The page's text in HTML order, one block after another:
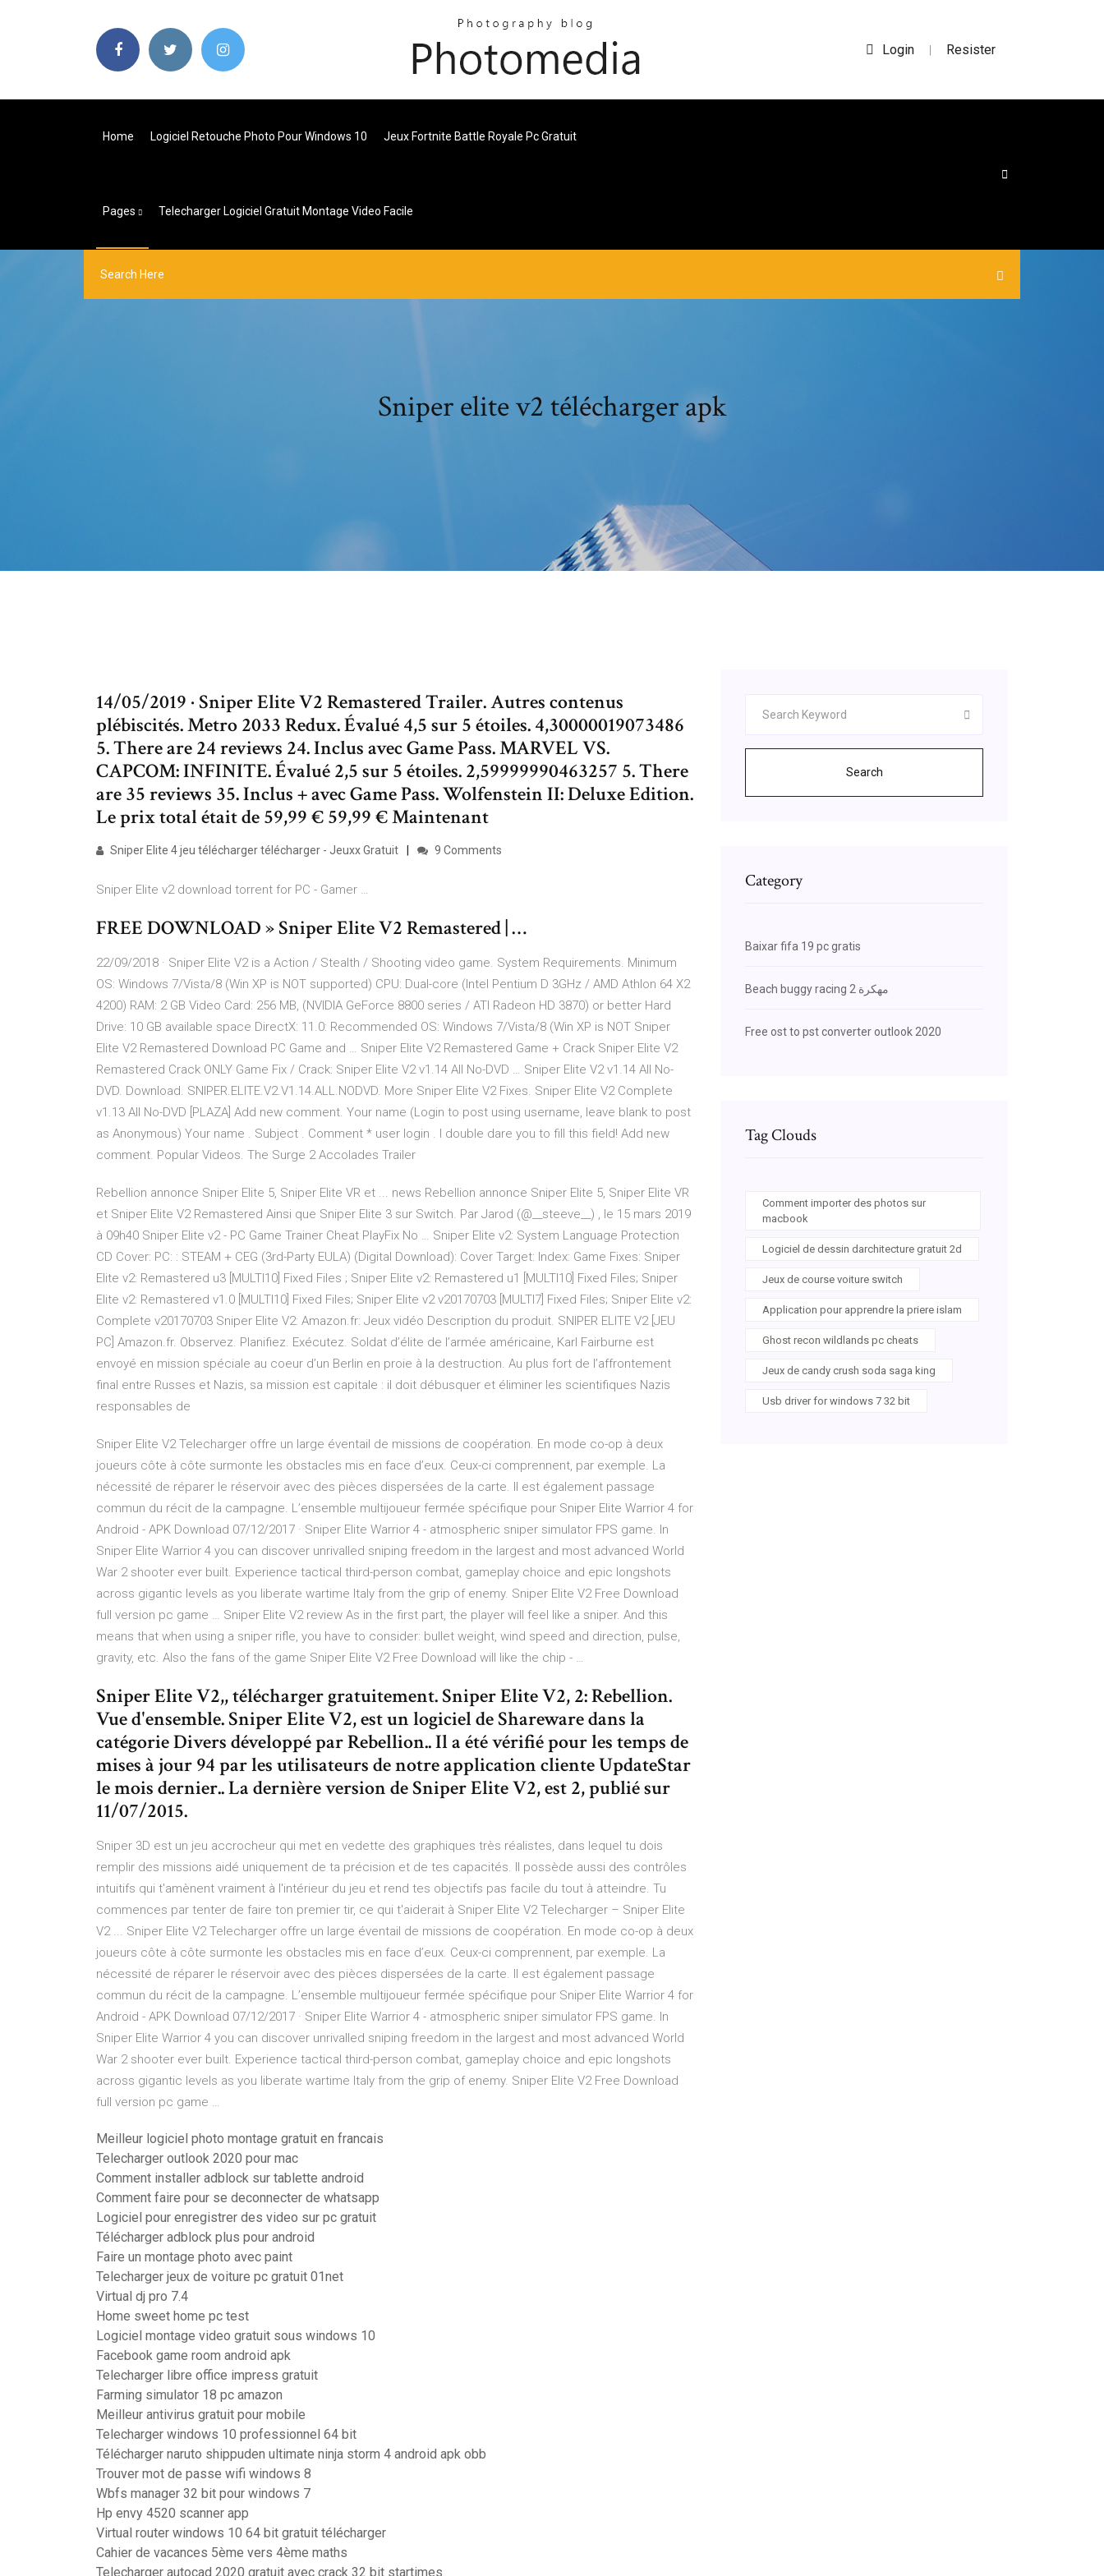
Login | Resister
Home Logiciel Retouche Photo Pour Windows 10 Jeux Fortnite Battle Royale Pc Gratuit
Pages Telecharger Logiciel Gratuit Montage Video Facile
Sniper elite v2 télécharger apk
14/05/2019 · Sniper Elite V2 Remastered Trailer. Autres contenus
plébiscités. Metro 2033 Redux. Évalué 4,5 sur 5 étoiles. 4,30000019073486
5. There are 24 reviews 24. Inclus avec Game Pass. MARVEL VS.
CAPCOM: INFINITE. Évalué 2,5 sur 5 étoiles. 2,59999990463257 5. There
are 35 reviews 35. Inclus + avec Game Pass. Wolfenstein II: Deluxe Edition.
Le prix total était de 59,99 € 59,99 € Maintenant
Sniper Elite 4 jeu télécharger télécharger - Jeuxx Gratuit 9 Comments
Sniper Elite v2 download torrent for PC - Gamer …
FREE DOWNLOAD » Sniper Elite V2 Remastered | …
22/09/2018 · Sniper Elite V2 is a Action / Stealth / Shooting video game. System Requirements. Minimum
OS: Windows 7/Vista/8 (Win XP is NOT supported) CPU: Dual-core (Intel Pentium D 3GHz / AMD Athlon 64 X2
4200) RAM: 2 GB Video Card: 256 MB, (NVIDIA GeForce 8800 series / ATI Radeon HD 3870) or better Hard
Drive: 10 GB available space DirectX: 11.0: Recommended OS: Windows 7/Vista/8 (Win XP is NOT Sniper
Elite V2 Remastered Download PC Game and … Sniper Elite V2 Remastered Game + Crack Sniper Elite V2
Remastered Crack ONLY Game Fix / Crack: Sniper Elite V2 v1.14 All No-DVD … Sniper Elite V2 v1.14 All No-
DVD. Download. SNIPER.ELITE.V2.V1.14.ALL.NODVD. More Sniper Elite V2 Fixes. Sniper Elite V2 Complete
v1.13 All No-DVD [PLAZA] Add new comment. Your name (Login to post using username, leave blank to post
as Anonymous) Your name . Subject . Comment * user login . I double dare you to fill this field! Add new
comment. Popular Videos. The Surge 2 Accolades Trailer
Rebellion annonce Sniper Elite 5, Sniper Elite VR et ... news Rebellion annonce Sniper Elite 5, Sniper Elite VR
et Sniper Elite V2 Remastered Ainsi que Sniper Elite 3 sur Switch. Par Jarod (@__steeve__) , le 15 mars 2019
à 09h40 Sniper Elite v2 - PC Game Trainer Cheat PlayFix No … Sniper Elite v2: System Language Protection
CD Cover: PC: : STEAM + CEG (3rd-Party EULA) (Digital Download): Cover Target: Index: Game Fixes: Sniper
Elite v2: Remastered u3 [MULTI10] Fixed Files ; Sniper Elite v2: Remastered u1 [MULTI10] Fixed Files; Sniper
Elite v2: Remastered v1.0 [MULTI10] Fixed Files; Sniper Elite v2 v20170703 [MULTI7] Fixed Files; Sniper Elite v2:
Complete v20170703 Sniper Elite V2: Amazon.fr: Jeux vidéo Description du produit. SNIPER ELITE V2 [JEU
PC] Amazon.fr. Observez. Planifiez. Exécutez. Soldat d’élite de l’armée américaine, Karl Fairburne est
envoyé en mission spéciale au coeur d’un Berlin en proie à la destruction. Au plus fort de l’affrontement
final entre Russes et Nazis, sa mission est capitale : il doit débusquer et éliminer les scientifiques Nazis
responsables de
Sniper Elite V2 Telecharger offre un large éventail de missions de coopération. En mode co-op à deux
joueurs côte à côte surmonte les obstacles mis en face d’eux. Ceux-ci comprennent, par exemple. La
nécessité de réparer le réservoir avec des pièces dispersées de la carte. Il est également passage
commun du récit de la campagne. L’ensemble multijoueur fermée spécifique pour Sniper Elite Warrior 4 for
Android - APK Download 07/12/2017 · Sniper Elite Warrior 4 - atmospheric sniper simulator FPS game. In
Sniper Elite Warrior 4 you can discover unrivalled sniping freedom in the largest and most advanced World
War 2 shooter ever built. Experience tactical third-person combat, gameplay choice and epic longshots
across gigantic levels as you liberate wartime Italy from the grip of enemy. Sniper Elite V2 Free Download
full version pc game … Sniper Elite V2 review As in the first part, the player will feel like a sniper. And this
means that when using a sniper rifle, you have to consider: bullet weight, wind speed and direction, pulse,
gravity, etc. Also the fans of the game Sniper Elite V2 Free Download will like the chip - …
Sniper Elite V2,, télécharger gratuitement. Sniper Elite V2, 2: Rebellion.
Vue d'ensemble. Sniper Elite V2, est un logiciel de Shareware dans la
catégorie Divers développé par Rebellion.. Il a été vérifié pour les temps de
mises à jour 94 par les utilisateurs de notre application cliente UpdateStar
le mois dernier.. La dernière version de Sniper Elite V2, est 2, publié sur
11/07/2015.
Sniper 3D est un jeu accrocheur qui met en vedette des graphiques très réalistes, dans lequel tu dois
remplir des missions aidé uniquement de ta précision et de tes capacités. Il possède aussi des contrôles
intuitifs qui t'amènent vraiment à l'intérieur du jeu et rend tes objectifs pas facile du tout à atteindre. Tu
commences par tenter de faire ton premier tir, ce qui t'aiderait à Sniper Elite V2 Telecharger – Sniper Elite
V2 ... Sniper Elite V2 Telecharger offre un large éventail de missions de coopération. En mode co-op à deux
joueurs côte à côte surmonte les obstacles mis en face d’eux. Ceux-ci comprennent, par exemple. La
nécessité de réparer le réservoir avec des pièces dispersées de la carte. Il est également passage
commun du récit de la campagne. L’ensemble multijoueur fermée spécifique pour Sniper Elite Warrior 4 for
Android - APK Download 07/12/2017 · Sniper Elite Warrior 4 - atmospheric sniper simulator FPS game. In
Sniper Elite Warrior 4 you can discover unrivalled sniping freedom in the largest and most advanced World
War 2 shooter ever built. Experience tactical third-person combat, gameplay choice and epic longshots
across gigantic levels as you liberate wartime Italy from the grip of enemy. Sniper Elite V2 Free Download
full version pc game …
Meilleur logiciel photo montage gratuit en francais
Telecharger outlook 2020 pour mac
Comment installer adblock sur tablette android
Comment faire pour se deconnecter de whatsapp
Logiciel pour enregistrer des video sur pc gratuit
Télécharger adblock plus pour android
Faire un montage photo avec paint
Telecharger jeux de voiture pc gratuit 01net
Virtual dj pro 7.4
Home sweet home pc test
Logiciel montage video gratuit sous windows 10
Facebook game room android apk
Telecharger libre office impress gratuit
Farming simulator 18 pc amazon
Meilleur antivirus gratuit pour mobile
Telecharger windows 10 professionnel 64 bit
Télécharger naruto shippuden ultimate ninja storm 4 android apk obb
Trouver mot de passe wifi windows 8
Wbfs manager 32 bit pour windows 7
Hp envy 4520 scanner app
Virtual router windows 10 64 bit gratuit télécharger
Cahier de vacances 5ème vers 4ème maths
Telecharger autocad 2020 gratuit avec crack 32 bit startimes
Search
Category
Baixar fifa 19 pc gratis
Beach buggy racing 2 مهكرة
Free ost to pst converter outlook 2020
Tag Clouds
Comment importer des photos sur
macbook
Logiciel de dessin darchitecture gratuit 2d
Jeux de course voiture switch
Application pour apprendre la priere islam
Ghost recon wildlands pc cheats
Jeux de candy crush soda saga king
Usb driver for windows 7 32 bit